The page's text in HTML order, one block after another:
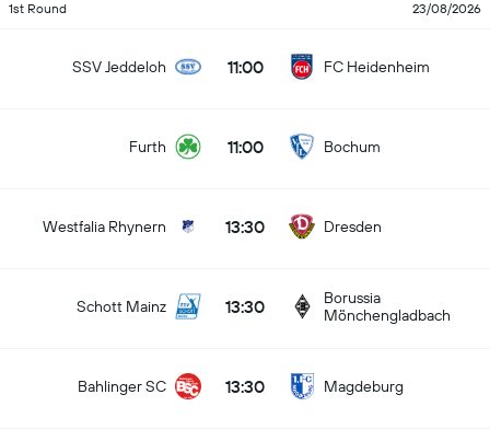
1st Round 23/08/2026
SSV Jeddeloh 11:00 FC Heidenheim
Furth 11:00 Bochum
Westfalia Rhynern 13:30 Dresden
Schott Mainz 13:30
Borussia
Mönchengladbach
Bahlinger SC 13:30 Magdeburg